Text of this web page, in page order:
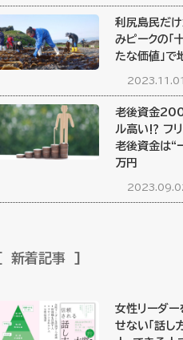
利尻島民だ
みピークの「
たな価値」で
2023.11.01
老後資金
ル高い⁉︎ フ
老後資金は
万円
新着記事
女性リーダ
せない「話し